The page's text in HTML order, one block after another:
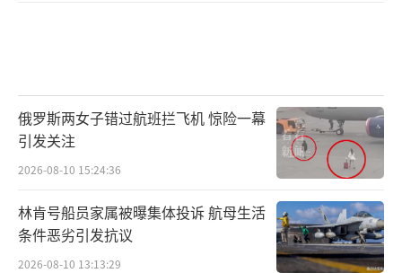
俄罗斯两女子错过航班拦飞机 惊险一幕
引发关注
2026-08-10 15:24:36
林肯号船员家属被曝集体投诉 航母生活
条件恶劣引发抗议
2026-08-10 13:13:29